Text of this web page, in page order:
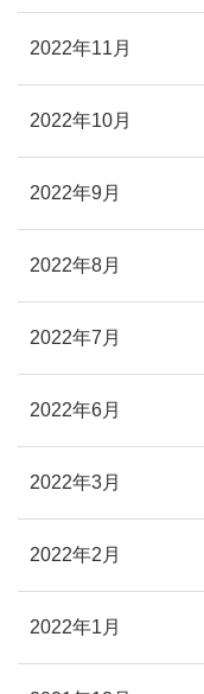
2022年11月
2022年10月
2022年9月
2022年8月
2022年7月
2022年6月
2022年3月
2022年2月
2022年1月